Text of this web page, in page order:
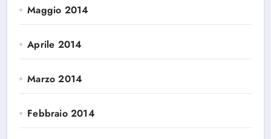
Maggio 2014
Aprile 2014
Marzo 2014
Febbraio 2014